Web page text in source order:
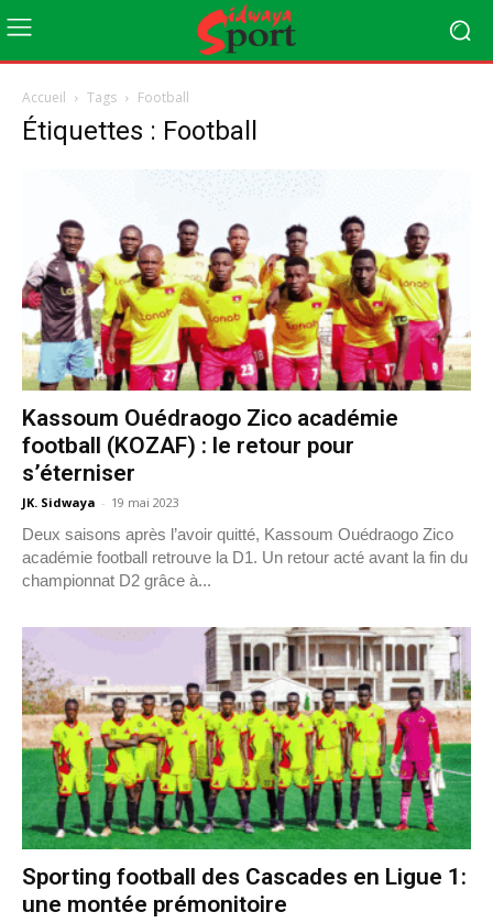
Accueil Tags Football
Étiquettes : Football
Kassoum Ouédraogo Zico académie
football (KOZAF) : le retour pour
s’éterniser
JK. Sidwaya - 19 mai 2023
Deux saisons après l’avoir quitté, Kassoum Ouédraogo Zico
académie football retrouve la D1. Un retour acté avant la fin du
championnat D2 grâce à...
Sporting football des Cascades en Ligue 1:
une montée prémonitoire